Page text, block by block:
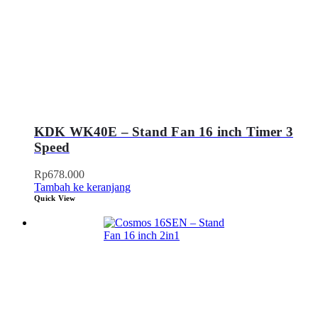
KDK WK40E – Stand Fan 16 inch Timer 3
Speed
Rp678.000
Tambah ke keranjang
Quick View